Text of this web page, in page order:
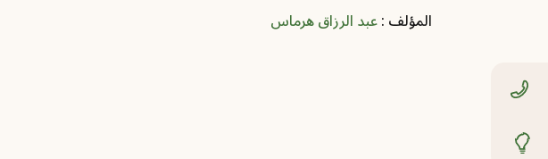
المؤلف :عبد الرزاق هرماس